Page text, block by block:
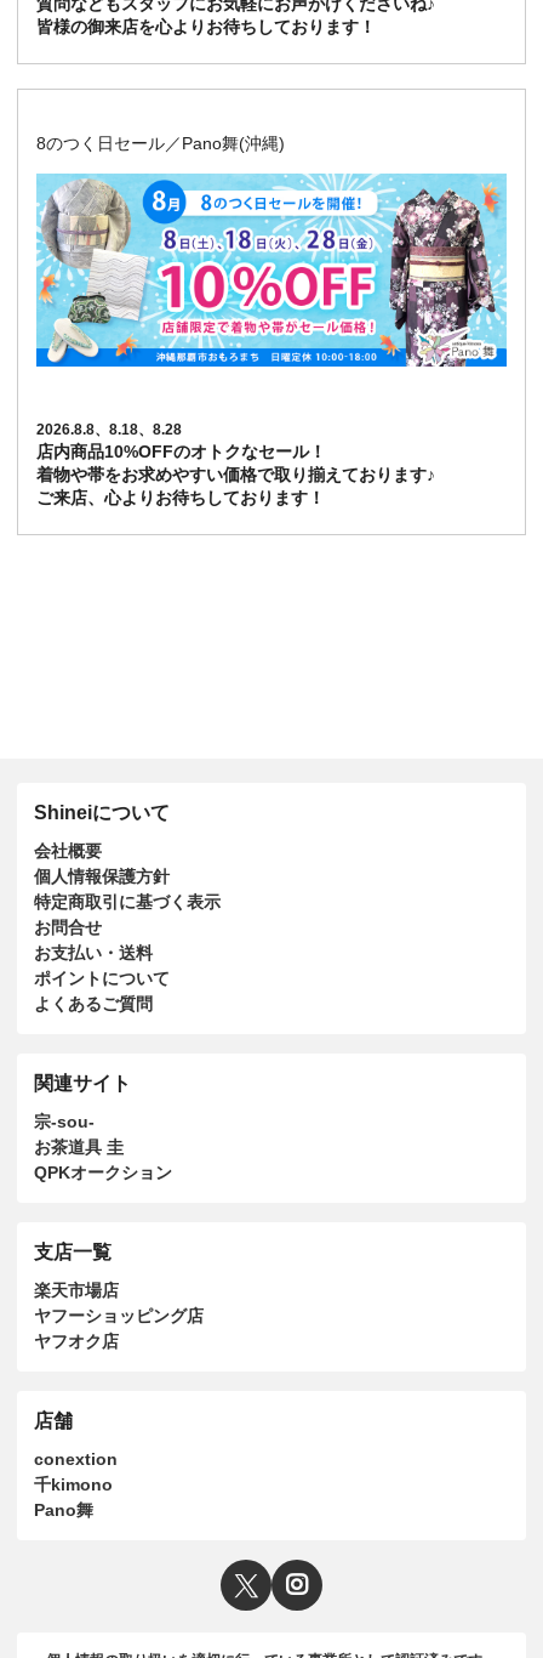
質問などもスタッフにお気軽にお声がけくださいね♪
皆様の御来店を心よりお待ちしております！
8のつく日セール／Pano舞(沖縄)
2026.8.8、8.18、8.28
店内商品10%OFFのオトクなセール！
着物や帯をお求めやすい価格で取り揃えております♪
ご来店、心よりお待ちしております！
Shineiについて
会社概要
個人情報保護方針
特定商取引に基づく表示
お問合せ
お支払い・送料
ポイントについて
よくあるご質問
関連サイト
宗-sou-
お茶道具 圭
QPKオークション
支店一覧
楽天市場店
ヤフーショッピング店
ヤフオク店
店舗
conextion
千kimono
Pano舞